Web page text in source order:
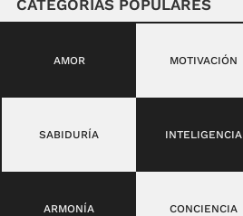
CATEGORIAS POPULARES
AMOR MOTIVACIÓN
SABIDURÍA INTELIGENCIA
ARMONÍA CONCIENCIA